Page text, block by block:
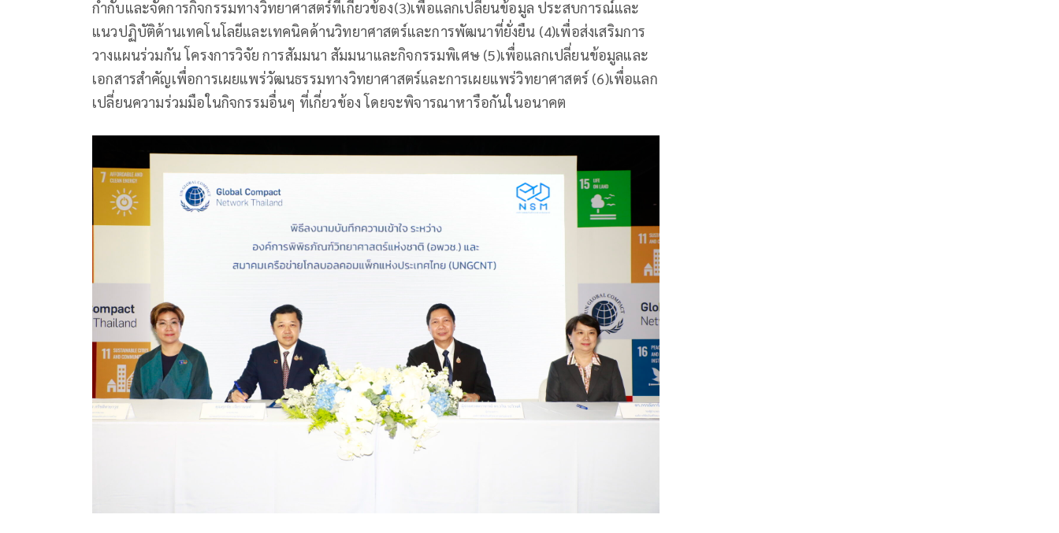
กำกับและจัดการกิจกรรมทางวิทยาศาสตร์ที่เกี่ยวข้อง(3)เพื่อแลกเปลี่ยนข้อมูล ประสบการณ์และ
แนวปฏิบัติด้านเทคโนโลยีและเทคนิคด้านวิทยาศาสตร์และการพัฒนาที่ยั่งยืน (4)เพื่อส่งเสริมการ
วางแผนร่วมกัน โครงการวิจัย การสัมมนา สัมมนาและกิจกรรมพิเศษ (5)เพื่อแลกเปลี่ยนข้อมูลและ
เอกสารสำคัญเพื่อการเผยแพร่วัฒนธรรมทางวิทยาศาสตร์และการเผยแพร่วิทยาศาสตร์ (6)เพื่อแลก
เปลี่ยนความร่วมมือในกิจกรรมอื่นๆ ที่เกี่ยวข้อง โดยจะพิจารณาหารือกันในอนาคต